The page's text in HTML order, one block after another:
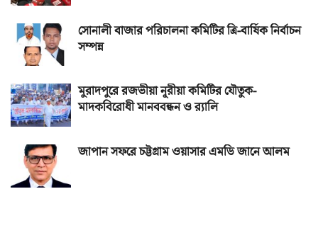
সোনালী বাজার পরিচালনা কমিটির ত্রি-বার্ষিক নির্বাচন
সম্পন্ন
মুরাদপুরে রজভীয়া নূরীয়া কমিটির যৌতুক-
মাদকবিরোধী মানববন্ধন ও র‌্যালি
জাপান সফরে চট্টগ্রাম ওয়াসার এমডি জানে আলম